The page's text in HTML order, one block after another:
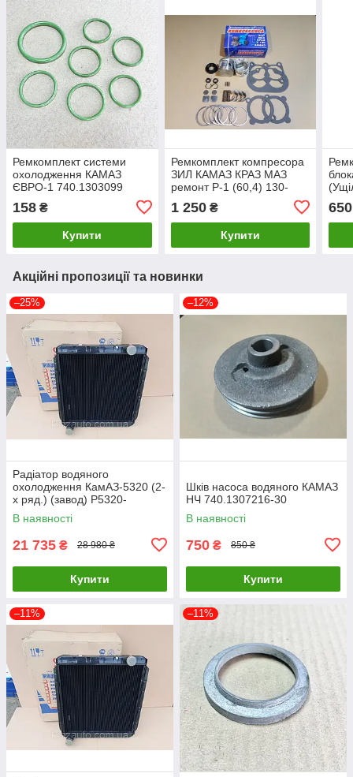
Ремкомплект системи
охолодження КАМАЗ
ЄВРО-1 740.1303099
158 ₴
Купити
Ремкомплект компресора
ЗИЛ КАМАЗ КРАЗ МАЗ
ремонт Р-1 (60,4) 130-
3509509-01
1 250₴
Купити
650
Акційні пропозиції та новинки
–25%
Радіатор водяного
охолодження КамАЗ-5320 (2-
х ряд.) (завод) Р5320-
1301010
В наявності
21 735 ₴ 28 980 ₴
Купити
–12%
Шків насоса водяного КАМАЗ
НЧ 740.1307216-30
В наявності
750 ₴ 850 ₴
Купити
–11% –11%